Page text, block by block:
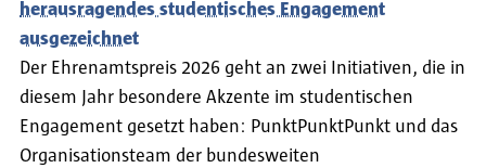
herausragendes studentisches Engagement
ausgezeichnet
Der Ehrenamtspreis 2026 geht an zwei Initiativen, die in
diesem Jahr besondere Akzente im studentischen
Engagement gesetzt haben: PunktPunktPunkt und das
Organisationsteam der bundesweiten